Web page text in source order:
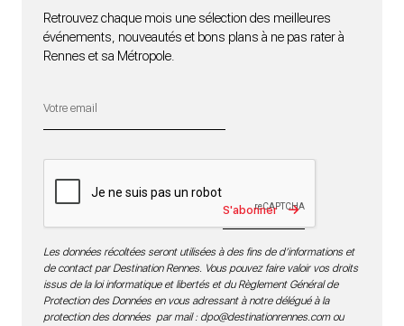
Retrouvez chaque mois une sélection des meilleures
événements, nouveautés et bons plans à ne pas rater à
Rennes et sa Métropole.
S'abonner
Les données récoltées seront utilisées à des fins de d’informations et
de contact par Destination Rennes. Vous pouvez faire valoir vos droits
issus de la loi informatique et libertés et du Règlement Général de
Protection des Données en vous adressant à notre délégué à la
protection des données par mail : dpo@destinationrennes.comou